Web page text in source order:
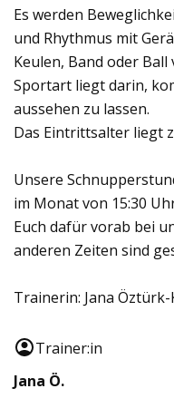
Es werden
und Rhythmus mit
Keulen, Band oder
Sportart liegt darin,
aussehen zu lassen.
Das Eintrittsalter liegt
Unsere
im Monat von 15:30
Euch dafür vorab bei
anderen Zeiten sind
Trainerin: Jana
Trainer:in
Jana Ö.